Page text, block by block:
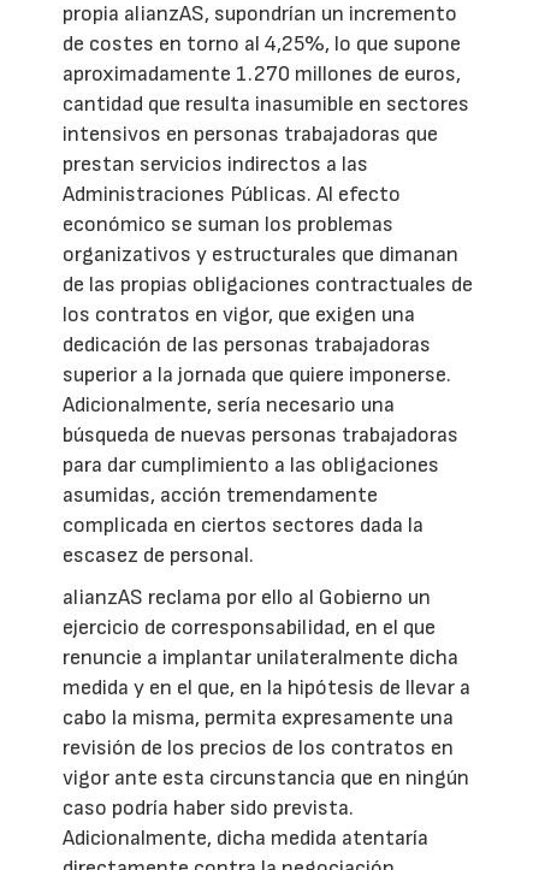
propia alianzAS, supondrían un incremento
de costes en torno al 4,25%, lo que supone
aproximadamente 1.270 millones de euros,
cantidad que resulta inasumible en sectores
intensivos en personas trabajadoras que
prestan servicios indirectos a las
Administraciones Públicas. Al efecto
económico se suman los problemas
organizativos y estructurales que dimanan
de las propias obligaciones contractuales de
los contratos en vigor, que exigen una
dedicación de las personas trabajadoras
superior a la jornada que quiere imponerse.
Adicionalmente, sería necesario una
búsqueda de nuevas personas trabajadoras
para dar cumplimiento a las obligaciones
asumidas, acción tremendamente
complicada en ciertos sectores dada la
escasez de personal.
alianzAS reclama por ello al Gobierno un
ejercicio de corresponsabilidad, en el que
renuncie a implantar unilateralmente dicha
medida y en el que, en la hipótesis de llevar a
cabo la misma, permita expresamente una
revisión de los precios de los contratos en
vigor ante esta circunstancia que en ningún
caso podría haber sido prevista.
Adicionalmente, dicha medida atentaría